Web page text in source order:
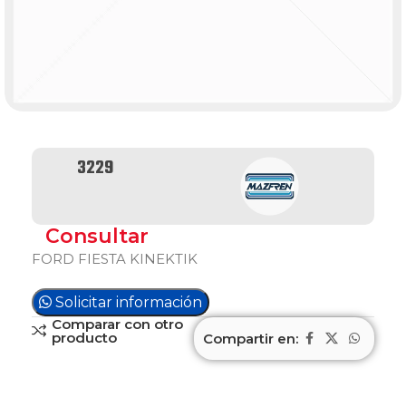
3229
Consultar
FORD FIESTA KINEKTIK
Solicitar información
Comparar con otro
producto Compartir en: